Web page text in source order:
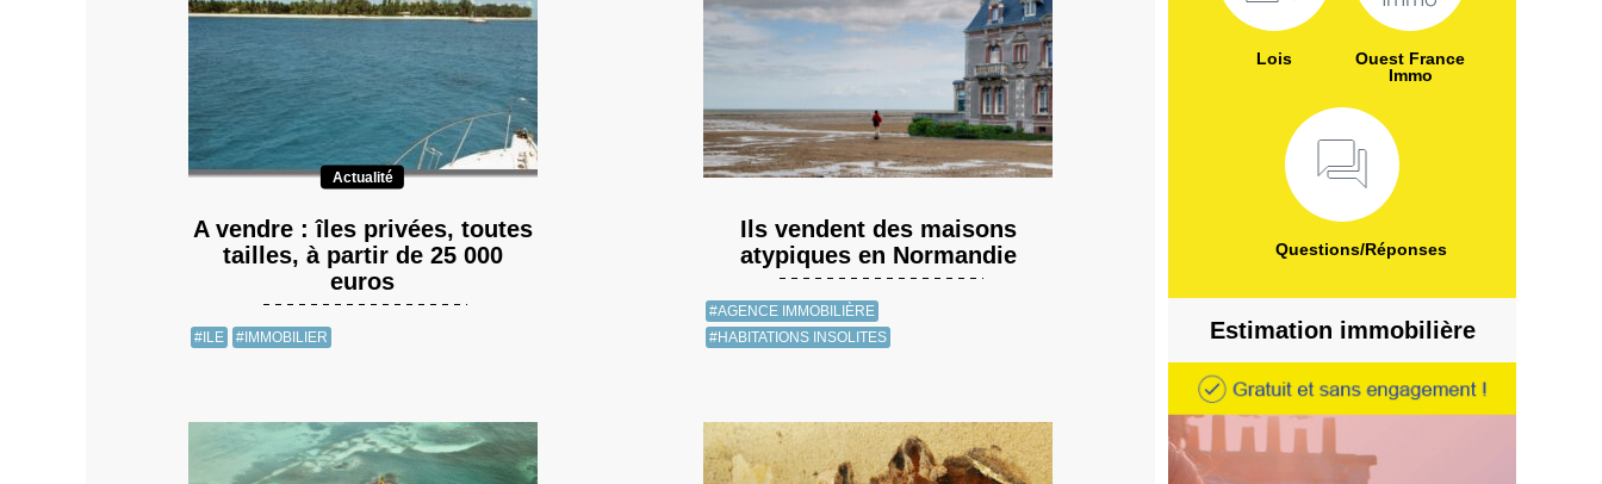
Actualité
A vendre : îles privées, toutes
tailles, à partir de 25 000
euros
#ILE #IMMOBILIER
Ils vendent des maisons
atypiques en Normandie
#AGENCE IMMOBILIÈRE
#HABITATIONS INSOLITES
Lois
Ouest France
Immo
Questions/Réponses
Estimation immobilière